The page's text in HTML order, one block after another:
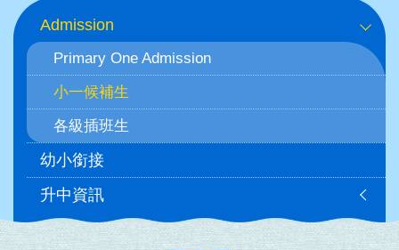
Main
navigation
Admission
Primary One Admission
小一候補生
各級插班生
幼小銜接
升中資訊